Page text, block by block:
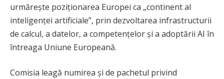
urmărește poziționarea Europei ca „continent al
inteligenței artificiale”, prin dezvoltarea infrastructurii
de calcul, a datelor, a competențelor și a adoptării AI în
întreaga Uniune Europeană.
Comisia leagă numirea și de pachetul privind